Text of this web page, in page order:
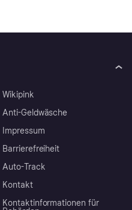
Wikipink
Anti-Geldwäsche
Impressum
Barrierefreiheit
Auto-Track
Kontakt
Kontaktinformationen für